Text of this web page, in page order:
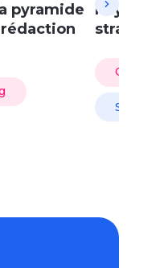
pyramide
Paywall
SEO